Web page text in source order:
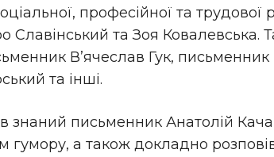
професійної та трудової
Славінський та Зоя Ковалевська.
В’ячеслав Гук, письменник
та інші.
знаний письменник Анатолій
гумору, а також докладно